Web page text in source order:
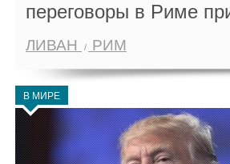
переговоры в Риме
ЛИВАН РИМ
В МИРЕ